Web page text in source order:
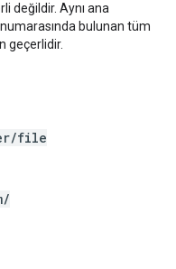
değildir. Aynı ana
bulunan tüm
geçerlidir.
file